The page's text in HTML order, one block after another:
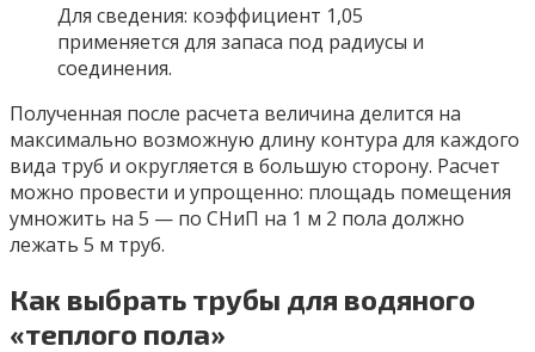
Для сведения: коэффициент 1,05
применяется для запаса под радиусы и
соединения.
Полученная после расчета величина делится на
максимально возможную длину контура для каждого
вида труб и округляется в большую сторону. Расчет
можно провести и упрощенно: площадь помещения
умножить на 5 — по СНиП на 1 м 2 пола должно
лежать 5 м труб.
Как выбрать трубы для водяного
«теплого пола»